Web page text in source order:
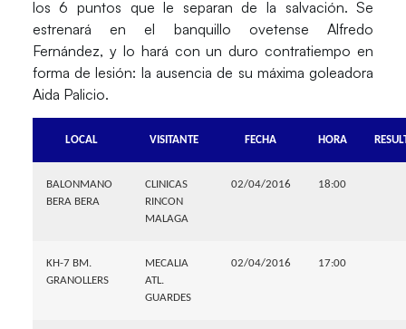
los 6 puntos que le separan de la salvación. Se
estrenará en el banquillo ovetense Alfredo
Fernández, y lo hará con un duro contratiempo en
forma de lesión: la ausencia de su máxima goleadora
Aida Palicio.
LOCAL VISITANTE FECHA HORA
BALONMANO
BERA BERA
CLINICAS
RINCON
MALAGA
02/04/2016 18:00
KH-7 BM.
GRANOLLERS
MECALIA
ATL.
GUARDES
02/04/2016 17:00